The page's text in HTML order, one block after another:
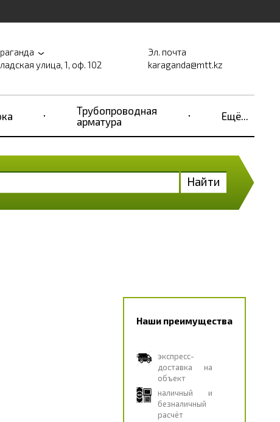
улица, 1, оф. 102
Эл. почта
karaganda@mtt.kz
Трубопроводная
арматура
Ещё...
Найти
Наши преимущества
экспресс-
доставка на
объект
наличный и
безналичный
расчёт